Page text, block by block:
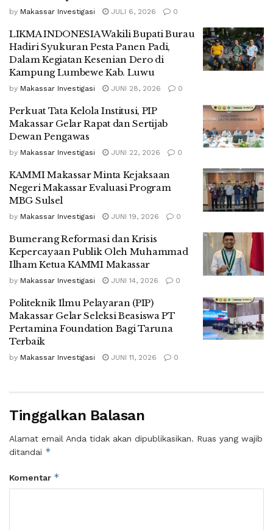
by Makassar Investigasi JULI 6, 2026 0
LIKMA INDONESIA Wakili Bupati Burau
Hadiri Syukuran Pesta Panen Padi,
Dalam Kegiatan Kesenian Dero di
Kampung Lumbewe Kab. Luwu
by Makassar Investigasi JUNI 28, 2026 0
Perkuat Tata Kelola Institusi, PIP
Makassar Gelar Rapat dan Sertijab
Dewan Pengawas
by Makassar Investigasi JUNI 22, 2026 0
KAMMI Makassar Minta Kejaksaan
Negeri Makassar Evaluasi Program
MBG Sulsel
by Makassar Investigasi JUNI 19, 2026 0
Bumerang Reformasi dan Krisis
Kepercayaan Publik Oleh Muhammad
Ilham Ketua KAMMI Makassar
by Makassar Investigasi JUNI 14, 2026 0
Politeknik Ilmu Pelayaran (PIP)
Makassar Gelar Seleksi Beasiswa PT
Pertamina Foundation Bagi Taruna
Terbaik
by Makassar Investigasi JUNI 11, 2026 0
Tinggalkan Balasan
Alamat email Anda tidak akan dipublikasikan. Ruas yang wajib
ditandai *
Komentar *